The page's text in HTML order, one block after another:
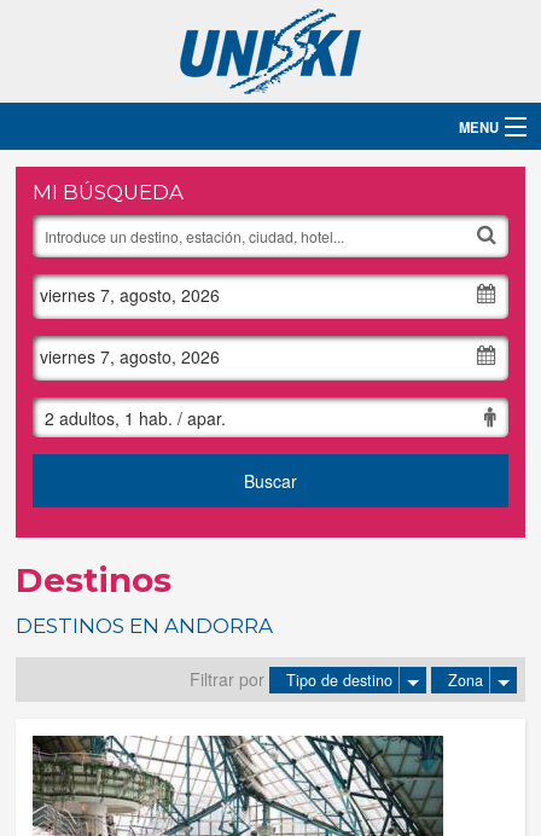
MENU
Inicio
Destinos
Hoteles
Grupos
Contacto
Tus reservas
Inicia sessión
MI BÚSQUEDA
viernes 7, agosto, 2026
viernes 7, agosto, 2026
2 adultos, 1 hab. / apar.
Buscar
Destinos
DESTINOS EN ANDORRA
Filtrar por Tipo de destino Zona